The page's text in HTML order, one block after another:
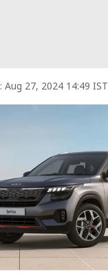
Aug 27, 2024 14:49 IST